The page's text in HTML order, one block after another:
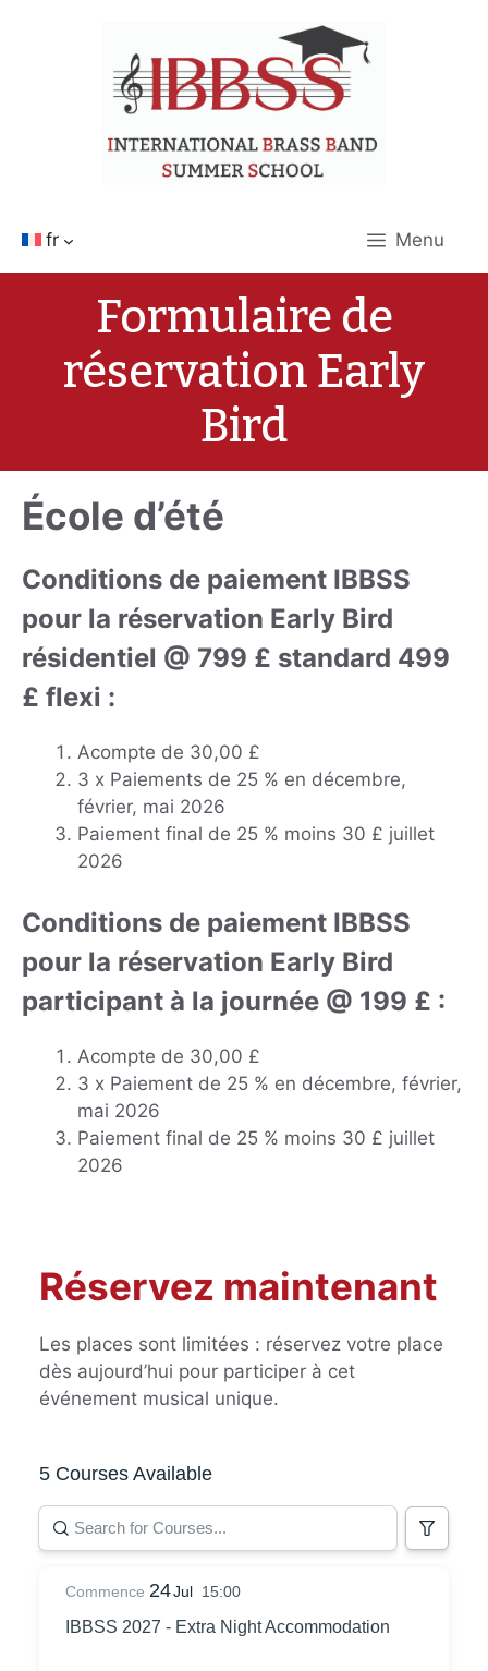
fr Menu
Formulaire de
réservation Early
Bird
École d’été
Conditions de paiement IBBSS
pour la réservation Early Bird
résidentiel @ 799 £ standard 499
£ flexi :
Acompte de 30,00 £
3 x Paiements de 25 % en décembre,
février, mai 2026
Paiement final de 25 % moins 30 £ juillet
2026
Conditions de paiement IBBSS
pour la réservation Early Bird
participant à la journée @ 199 £ :
Acompte de 30,00 £
3 x Paiement de 25 % en décembre, février,
mai 2026
Paiement final de 25 % moins 30 £ juillet
2026
Réservez maintenant
Les places sont limitées : réservez votre place
dès aujourd’hui pour participer à cet
événement musical unique.
5 Courses Available
Commence 24Jul 15:00
IBBSS 2027 - Extra Night Accommodation